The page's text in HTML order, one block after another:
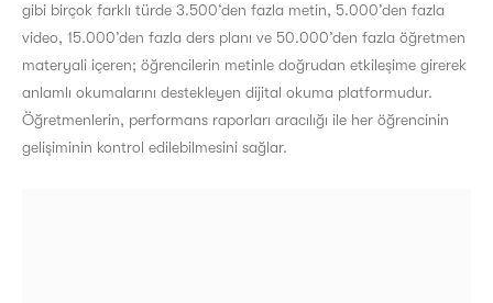
gibi birçok farklı türde 3.500‘den fazla metin, 5.000’den fazla
video, 15.000’den fazla ders planı ve 50.000’den fazla öğretmen
materyali içeren; öğrencilerin metinle doğrudan etkileşime girerek
anlamlı okumalarını destekleyen dijital okuma platformudur.
Öğretmenlerin, performans raporları aracılığı ile her öğrencinin
gelişiminin kontrol edilebilmesini sağlar.